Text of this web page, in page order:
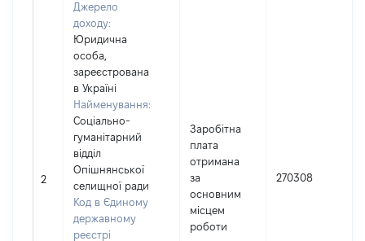
2
Джерело
доходу:
Юридична
особа,
зареєстрована
в Україні
Найменування:
Соціально-
гуманітарний
відділ
Опішнянської
селищної ради
Код в Єдиному
державному
реєстрі
Заробітна
плата
отримана
за
основним
місцем
роботи
270308